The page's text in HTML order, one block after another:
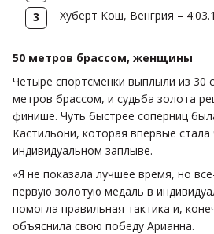
Хуберт Кош, Венгрия –
50 метров брассом, женщины
Четыре спортсменки выплыли из 30
метров брассом, и судьба золота
финише. Чуть быстрее соперниц
Кастильони, которая впервые
индивидуальном заплыве.
«Я не показала лучшее время, но
первую золотую медаль в
помогла правильная тактика и,
объяснила свою победу Арианна.